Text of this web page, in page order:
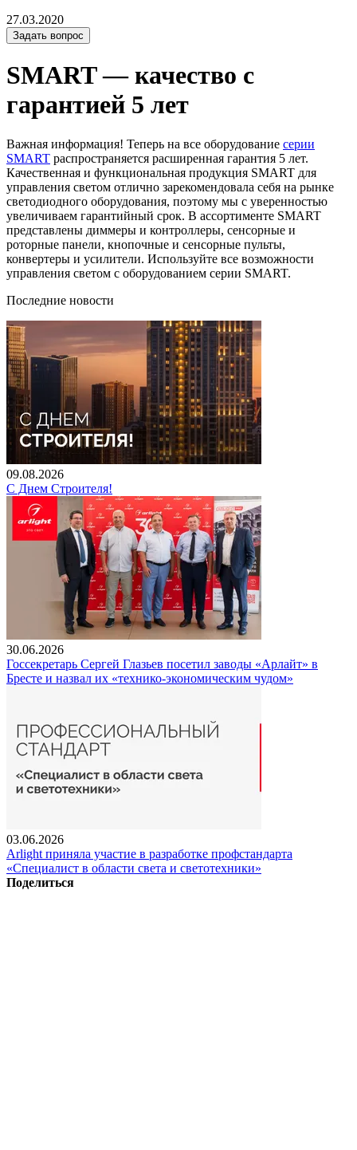
27.03.2020
Задать вопрос
SMART — качество с
гарантией 5 лет
Важная информация! Теперь на все оборудование серии
SMART распространяется расширенная гарантия 5 лет.
Качественная и функциональная продукция SMART для
управления светом отлично зарекомендовала себя на рынке
светодиодного оборудования, поэтому мы с уверенностью
увеличиваем гарантийный срок. В ассортименте SMART
представлены диммеры и контроллеры, сенсорные и
роторные панели, кнопочные и сенсорные пульты,
конвертеры и усилители. Используйте все возможности
управления светом с оборудованием серии SMART.
Последние новости
09.08.2026
С Днем Строителя!
30.06.2026
Госсекретарь Сергей Глазьев посетил заводы «Арлайт» в
Бресте и назвал их «технико-экономическим чудом»
03.06.2026
Arlight приняла участие в разработке профстандарта
«Специалист в области света и светотехники»
Поделиться